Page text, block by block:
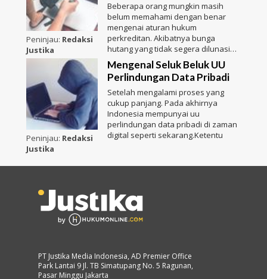
Peninjau: Redaksi
Justika
Beberapa orang mungkin masih
belum memahami dengan benar
mengenai aturan hukum
perkreditan. Akibatnya bunga
hutang yang tidak segera dilunasi
akan be
Peninjau: Redaksi
Justika
Mengenal Seluk Beluk UU
Perlindungan Data Pribadi
Setelah mengalami proses yang
cukup panjang. Pada akhirnya
Indonesia mempunyai uu
perlindungan data pribadi di zaman
digital seperti sekarang.Ketentu
PT Justika Media Indonesia, AD Premier Office
Park Lantai 9 Jl. TB Simatupang No. 5 Ragunan,
Pasar Minggu Jakarta